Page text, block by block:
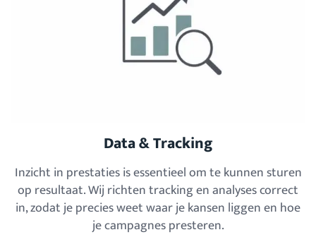
Data & Tracking
Inzicht in prestaties is essentieel om te kunnen sturen
op resultaat. Wij richten tracking en analyses correct
in, zodat je precies weet waar je kansen liggen en hoe
je campagnes presteren.